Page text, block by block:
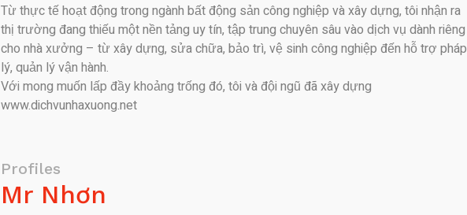
Từ thực tế hoạt động trong ngành bất động sản công nghiệp và xây dựng, tôi nhận ra
thị trường đang thiếu một nền tảng uy tín, tập trung chuyên sâu vào dịch vụ dành riêng
cho nhà xưởng – từ xây dựng, sửa chữa, bảo trì, vệ sinh công nghiệp đến hỗ trợ pháp
lý, quản lý vận hành.
Với mong muốn lấp đầy khoảng trống đó, tôi và đội ngũ đã xây dựng
www.dichvunhaxuong.net
Profiles
Mr Nhơn